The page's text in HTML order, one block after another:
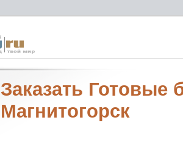
Заказать Готовые
Магнитогорск